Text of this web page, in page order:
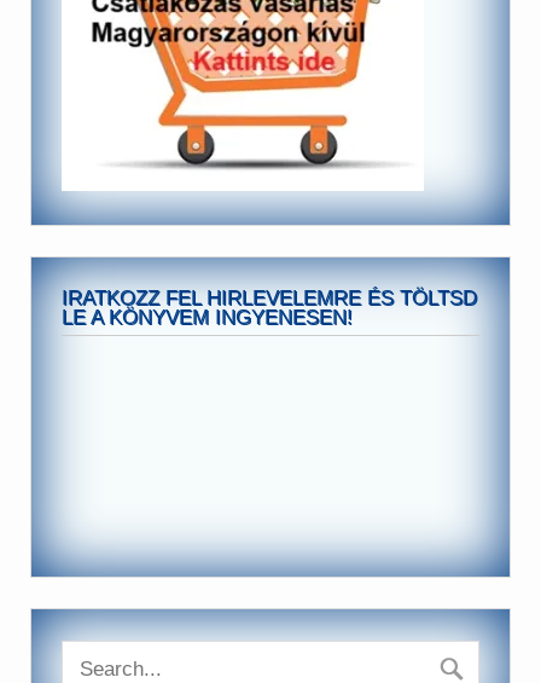
IRATKOZZ FEL HIRLEVELEMRE ÉS TÖLTSD
LE A KÖNYVEM INGYENESEN!